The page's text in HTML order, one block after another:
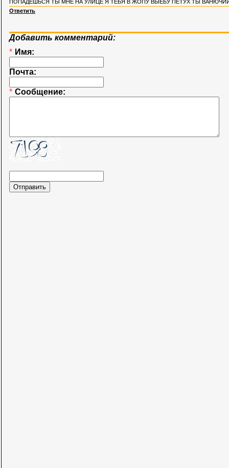
ПОПАДЕШЬСЯ ТЫ МНЕ НА УЛИЦЕ Я ТЕБЯ В ЖОПУ ВЫЕБУ ПЕТУХ ТЫ
Ответить
Добавить комментарий:
* Имя:
Почта:
* Сообщение: